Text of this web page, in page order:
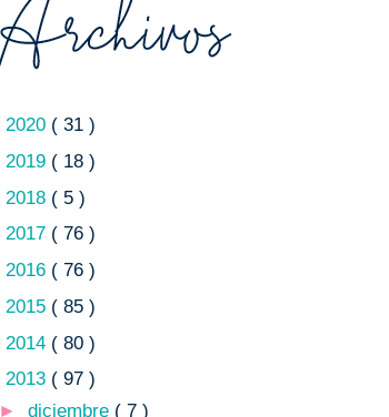
2020 ( 31 )
2019 ( 18 )
2018 ( 5 )
2017 ( 76 )
2016 ( 76 )
2015 ( 85 )
2014 ( 80 )
2013 ( 97 )
►diciembre ( 7 )